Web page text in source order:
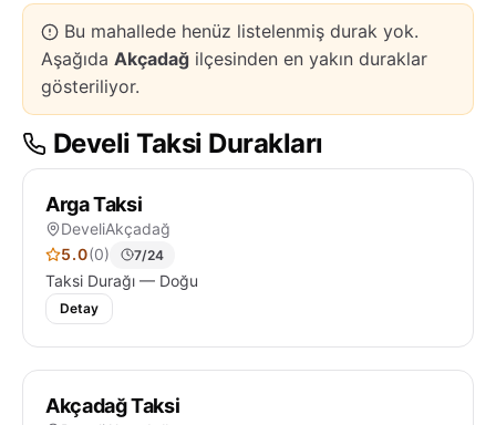
Bu mahallede henüz listelenmiş durak yok.
Aşağıda Akçadağ ilçesinden en yakın duraklar
gösteriliyor.
Develi Taksi Durakları
Arga Taksi
DeveliAkçadağ
5.0(0) 7/24
Taksi Durağı — Doğu
Detay
Akçadağ Taksi